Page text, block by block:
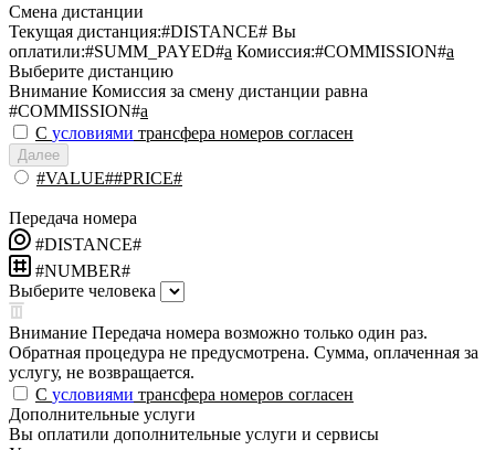
Смена дистанции
Текущая дистанция:#DISTANCE# Вы
оплатили:#SUMM_PAYED#a Комиссия:#COMMISSION#a
Выберите дистанцию
Внимание Комиссия за смену дистанции равна
#COMMISSION#a
С условиями трансфера номеров согласен
Далее
#VALUE##PRICE#
Передача номера
#DISTANCE#
#NUMBER#
Выберите человека
Внимание Передача номера возможно только один раз.
Обратная процедура не предусмотрена. Сумма, оплаченная за
услугу, не возвращается.
С условиями трансфера номеров согласен
Дополнительные услуги
Вы оплатили дополнительные услуги и сервисы